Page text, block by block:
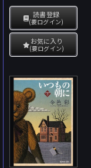
読書登録
(要ログイン)
お気に入り
(要ログイン)